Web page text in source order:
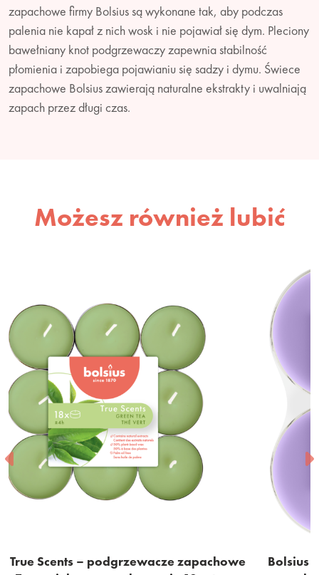
zapachowe firmy Bolsius są wykonane tak, aby podczas
palenia nie kapał z nich wosk i nie pojawiał się dym. Pleciony
bawełniany knot podgrzewaczy zapewnia stabilność
płomienia i zapobiega pojawianiu się sadzy i dymu. Świece
zapachowe Bolsius zawierają naturalne ekstrakty i uwalniają
zapach przez długi czas.
Możesz również lubić
Bolsius True Scents – duże podgrzewacze